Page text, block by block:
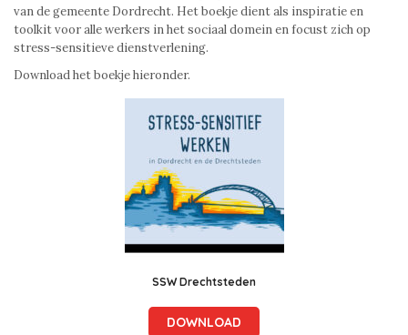
van de gemeente Dordrecht. Het boekje dient als inspiratie en
toolkit voor alle werkers in het sociaal domein en focust zich op
stress-sensitieve dienstverlening.
Download het boekje hieronder.
SSW Drechtsteden
DOWNLOAD